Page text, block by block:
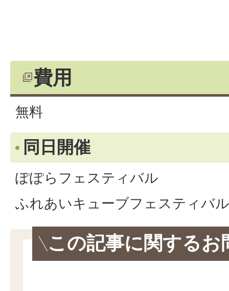
費用
無料
同日開催
ぽぽらフェスティバル
ふれあいキューブフェスティバル
この記事に関するお